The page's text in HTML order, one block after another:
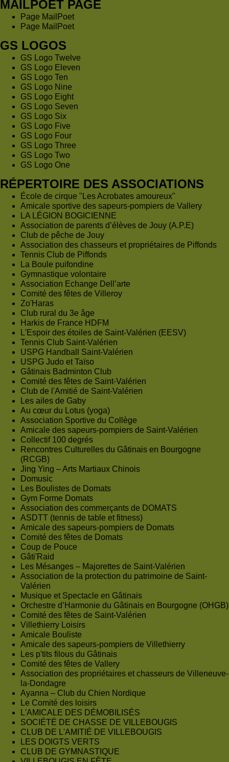
MAILPOET PAGE
Page MailPoet
Page MailPoet
GS LOGOS
GS Logo Twelve
GS Logo Eleven
GS Logo Ten
GS Logo Nine
GS Logo Eight
GS Logo Seven
GS Logo Six
GS Logo Five
GS Logo Four
GS Logo Three
GS Logo Two
GS Logo One
RÉPERTOIRE DES ASSOCIATIONS
École de cirque "Les Acrobates amoureux"
Amicale sportive des sapeurs-pompiers de Vallery
LA LÉGION BOGICIENNE
Association de parents d’élèves de Jouy (A.P.E)
Club de pêche de Jouy
Association des chasseurs et propriétaires de Piffonds
Tennis Club de Piffonds
La Boule puifondine
Gymnastique volontaire
Association Echange Dell’arte
Comité des fêtes de Villeroy
Zo'Haras
Club rural du 3e âge
Harkis de France HDFM
L'Espoir des étoiles de Saint-Valérien (EESV)
Tennis Club Saint-Valérien
USPG Handball Saint-Valérien
USPG Judo et Taïso
Gâtinais Badminton Club
Comité des fêtes de Saint-Valérien
Club de l'Amitié de Saint-Valérien
Les ailes de Gaby
Au cœur du Lotus (yoga)
Association Sportive du Collège
Amicale des sapeurs-pompiers de Saint-Valérien
Collectif 100 degrés
Rencontres Culturelles du Gâtinais en Bourgogne
(RCGB)
Jing Ying – Arts Martiaux Chinois
Domusic
Les Boulistes de Domats
Gym Forme Domats
Association des commerçants de DOMATS
ASDTT (tennis de table et fitness)
Amicale des sapeurs-pompiers de Domats
Comité des fêtes de Domats
Coup de Pouce
Gâti'Raid
Les Mésanges – Majorettes de Saint-Valérien
Association de la protection du patrimoine de Saint-
Valérien
Musique et Spectacle en Gâtinais
Orchestre d’Harmonie du Gâtinais en Bourgogne (OHGB)
Comité des fêtes de Saint-Valérien
Villethierry Loisirs
Amicale Bouliste
Amicale des sapeurs-pompiers de Villethierry
Les p'tits filous du Gâtinais
Comité des fêtes de Vallery
Association des propriétaires et chasseurs de Villeneuve-
la-Dondagre
Ayanna – Club du Chien Nordique
Le Comité des loisirs
L'AMICALE DES DÉMOBILISÉS
SOCIÉTÉ DE CHASSE DE VILLEBOUGIS
CLUB DE L'AMITIÉ DE VILLEBOUGIS
LES DOIGTS VERTS
CLUB DE GYMNASTIQUE